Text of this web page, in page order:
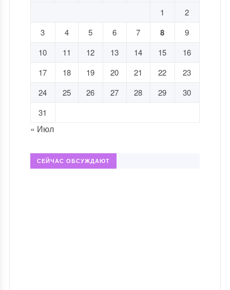
1
2
3
4 5 6 7 8
9
10
11 12 13 14 15
16
17
18 19 20 21 22
23
24
25 26 27 28 29
30
31
« Июл
СЕЙЧАС ОБСУЖДАЮТ